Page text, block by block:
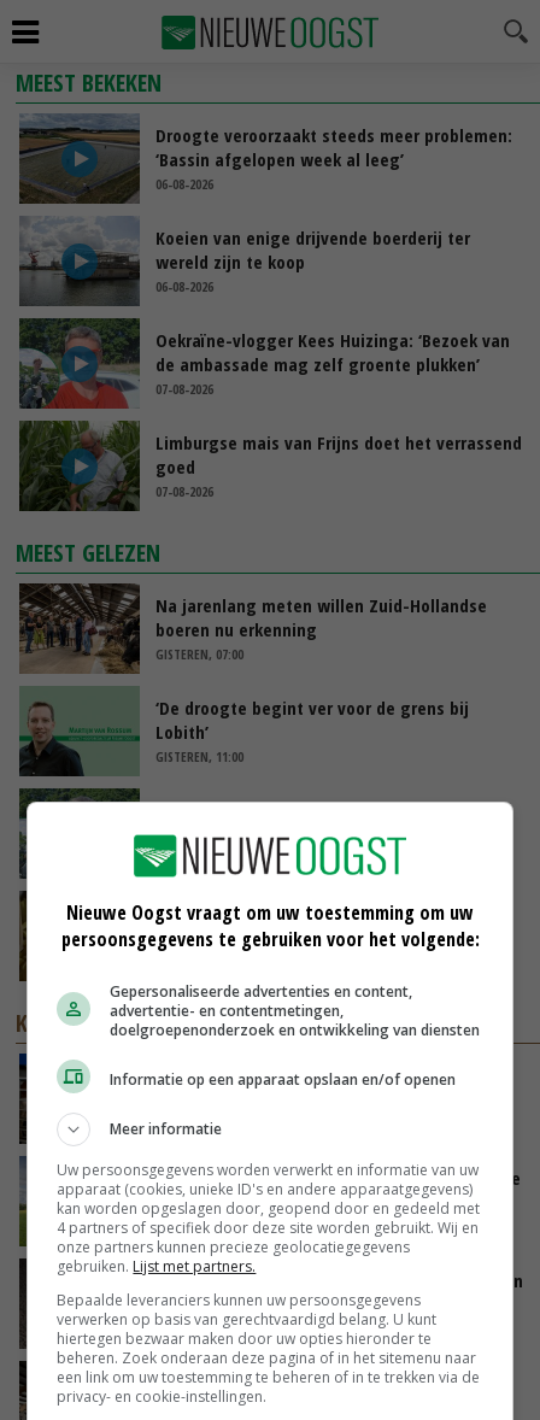
MEEST BEKEKEN
Droogte veroorzaakt steeds meer problemen:
‘Bassin afgelopen week al leeg’
06-08-2026
Koeien van enige drijvende boerderij ter
wereld zijn te koop
06-08-2026
Oekraïne-vlogger Kees Huizinga: ‘Bezoek van
de ambassade mag zelf groente plukken’
07-08-2026
Limburgse mais van Frijns doet het verrassend
goed
07-08-2026
MEEST GELEZEN
Na jarenlang meten willen Zuid-Hollandse
boeren nu erkenning
GISTEREN, 07:00
‘De droogte begint ver voor de grens bij
Lobith’
GISTEREN, 11:00
Oekraïne-vlogger Kees Huizinga: ‘Bezoek van
de ambassade mag zelf groente plukken’
07-08-2026
Aandeel China in wereldwijde fritesexport
neemt verder toe
KENNISPARTNERS
Kortere boxtijd, rustiger melken en meer
DELAVAL
Waar valt vandaag de meeste energiewinst te
behalen
DLV ADVIES
'Met zetmeelaardappelen heb je vastigheid en
stabiliteit'
BAYER CROP SCIENCE
Familie Van Vliet ziet effect van bolus snel
terug: ‘De koeien gaan rustiger droog’
Nieuwe Oogst vraagt om uw toestemming om uw
persoonsgegevens te gebruiken voor het volgende:
Gepersonaliseerde advertenties en content,
advertentie- en contentmetingen,
doelgroepenonderzoek en ontwikkeling van diensten
Informatie op een apparaat opslaan en/of openen
Meer informatie
Uw persoonsgegevens worden verwerkt en informatie van uw
apparaat (cookies, unieke ID's en andere apparaatgegevens)
kan worden opgeslagen door, geopend door en gedeeld met
4 partners of specifiek door deze site worden gebruikt. Wij en
onze partners kunnen precieze geolocatiegegevens
gebruiken. Lijst met partners.
Bepaalde leveranciers kunnen uw persoonsgegevens
verwerken op basis van gerechtvaardigd belang. U kunt
hiertegen bezwaar maken door uw opties hieronder te
beheren. Zoek onderaan deze pagina of in het sitemenu naar
een link om uw toestemming te beheren of in te trekken via de
privacy- en cookie-instellingen.